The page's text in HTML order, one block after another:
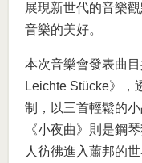
展現新世代的音樂
音樂的美好。
本次音樂會發表曲
Leichte Stücke》，
制，以三首輕鬆的
《小夜曲》則是鋼
人彷彿進入蕭邦的